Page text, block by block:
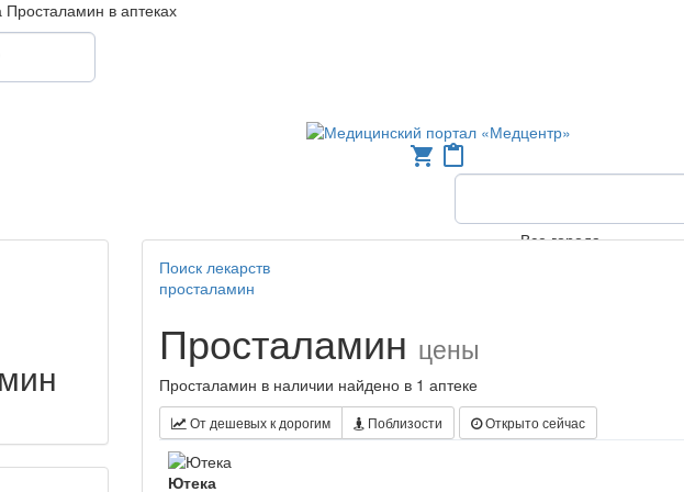
в аптеках
shopping_cart content_paste
Все города
Поиск лекарств
просталамин
Просталамин цены
Просталамин в наличии найдено в 1 аптеке
От дешевых к дорогим Поблизости Открыто сейчас
Ютека